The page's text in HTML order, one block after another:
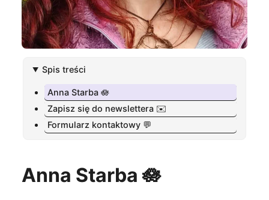
Spis treści
Anna Starba 🪷
Zapisz się do newslettera ✉️
Formularz kontaktowy 💬
Anna Starba 🪷